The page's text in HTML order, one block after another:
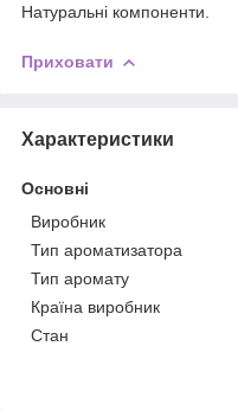
Натуральні компоненти.
Приховати
Характеристики
Основні
Виробник
Тип ароматизатора
Тип аромату
Країна виробник
Стан